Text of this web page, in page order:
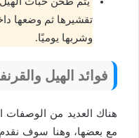
تقشيرها ثم وضعها
وشربها يوميًا.
فوائد الهيل
هناك العديد من الوصفات
مع بعضها، وهنا سوف